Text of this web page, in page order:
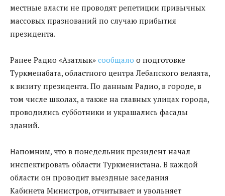
местные власти не проводят репетиции привычных
массовых празнований по случаю прибытия
президента.
Ранее Радио «Азатлык» сообщало о подготовке
Туркменабата, областного центра Лебапского велаята,
к визиту президента. По данным Радио, в городе, в
том числе школах, а также на главных улицах города,
проводились субботники и украшались фасады
зданий.
Напомним, что в понедельник президент начал
инспектировать области Туркменистана. В каждой
области он проводит выездные заседания
Кабинета Министров, отчитывает и увольняет